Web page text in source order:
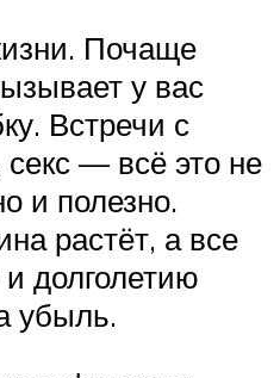
Почаще
у вас
Встречи с
— всё это не
и полезно.
растёт, а все
долголетию
убыль.